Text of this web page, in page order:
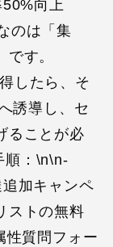
向上
のは「集
す。
したら、そ
誘導し、セ
ることが必
順：\n\n-
加キャンペ
ストの無料
性質問フォー